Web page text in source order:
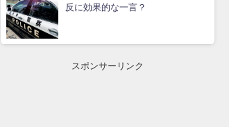
反に効果的な一言？
スポンサーリンク